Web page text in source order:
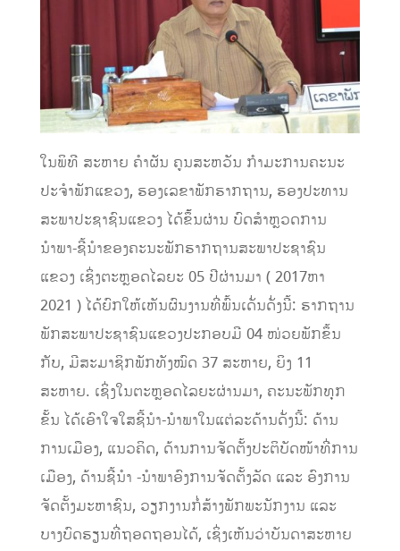
ໃນພິທີ ສະຫາຍ ຄຳຜັນ ຄູນສະຫວັນ ກຳມະການຄະນະ
ປະຈຳພັກແຂວງ, ຮອງເລຂາພັກຮາກຖານ, ຮອງປະທານ
ສະພາປະຊາຊົນແຂວງ ໄດ້ຂຶ້້ນຜ່ານ ບົດສຳຫຼວດການ
ນຳພາ-ຊີ້ນຳຂອງຄະນະພັກຮາກຖານສະພາປະຊາຊົນ
ແຂວງ ເຊິ່ງຕະຫຼອດໄລຍະ 05 ປີຜ່ານມາ ( 2017ຫາ
2021 ) ໄດ້ຍົກໃຫ້ເຫັນຜົນງານທີ່ພົ້ນເດັ່ນດັ່ງນີ້: ຮາກຖານ
ພັກສະພາປະຊາຊົນແຂວງປະກອບມີ 04 ໜ່ວຍພັກຂຶ້ນ
ກັບ, ມີສະມາຊິກພັກທັງໝົດ 37 ສະຫາຍ, ຍິງ 11
ສະຫາຍ. ເຊິ່ງໃນຕະຫຼອດໄລຍະຜ່ານມາ, ຄະນະພັກທຸກ
ຂັ້ນ ໄດ້ເອົາໃຈໃສຊີ້ນຳ-ນຳພາໃນແຕ່ລະດ້ານດັ່ງນີ້: ດ້ານ
ການເມືອງ, ແນວຄິດ, ດ້ານການຈັດຕັ້ງປະຕິບັດໜ້າທີ່ການ
ເມືອງ, ດ້ານຊີ້ນຳ -ນຳພາອົງການຈັດຕັ້ງລັດ ແລະ ອົງການ
ຈັດຕັ້ງມະຫາຊົນ, ວຽກງານກໍ່ສ້າງພັກພະນັກງານ ແລະ
ບາງບົດຮຽນທີ່ຖອດຖອນໄດ້, ເຊິ່ງເຫັນວ່າບັນດາສະຫາຍ